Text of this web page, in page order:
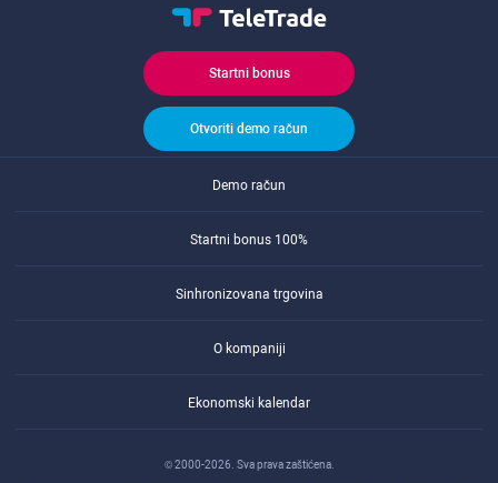
Startni bonus
Otvoriti demo račun
Demo račun
Startni bonus 100%
Sinhronizovana trgovina
O kompaniji
Ekonomski kalendar
© 2000-2026. Sva prava zaštićena.